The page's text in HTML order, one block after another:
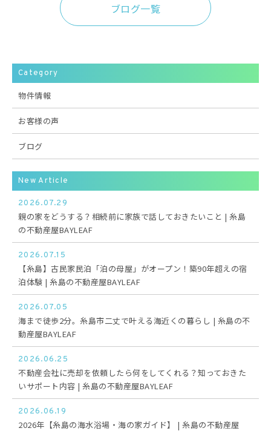
ブログ一覧
Category
物件情報
お客様の声
ブログ
New Article
2026.07.29
親の家をどうする？相続前に家族で話しておきたいこと | 糸島
の不動産屋BAYLEAF
2026.07.15
【糸島】古民家民泊「泊の母屋」がオープン！築90年超えの宿
泊体験 | 糸島の不動産屋BAYLEAF
2026.07.05
海まで徒歩2分。糸島市二丈で叶える海近くの暮らし | 糸島の不
動産屋BAYLEAF
2026.06.25
不動産会社に売却を依頼したら何をしてくれる？知っておきた
いサポート内容 | 糸島の不動産屋BAYLEAF
2026.06.19
2026年【糸島の海水浴場・海の家ガイド】 | 糸島の不動産屋